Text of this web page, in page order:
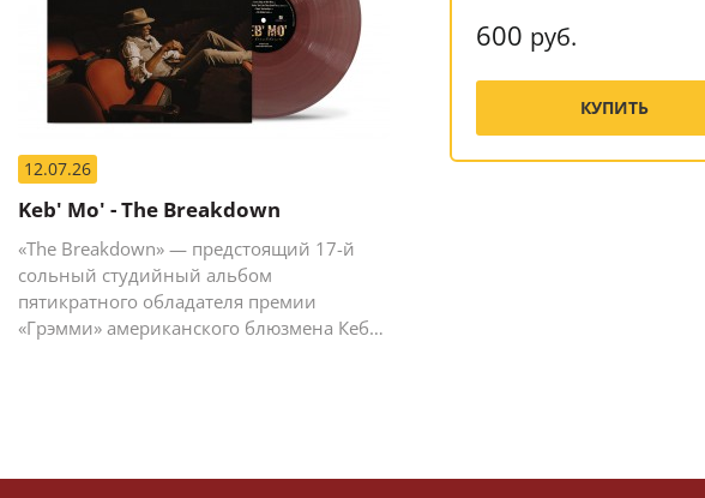
12.07.26
Keb' Mo' - The Breakdown
«The Breakdown» — предстоящий 17-й
сольный студийный альбом
пятикратного обладателя премии
«Грэмми» американского блюзмена Кеба
600 руб.
КУПИТЬ